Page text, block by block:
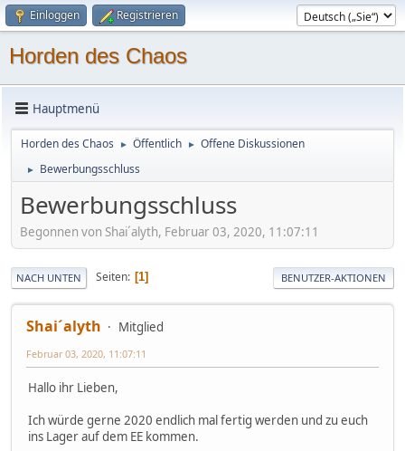
Einloggen Registrieren
Horden des Chaos
Hauptmenü
Horden des Chaos ► Öffentlich ► Offene Diskussionen
► Bewerbungsschluss
Bewerbungsschluss
Begonnen von Shai´alyth, Februar 03, 2020, 11:07:11
NACH UNTEN Seiten 1 BENUTZER-AKTIONEN
Shai´alyth Mitglied
Februar 03, 2020, 11:07:11
Hallo ihr Lieben,
Ich würde gerne 2020 endlich mal fertig werden und zu euch
ins Lager auf dem EE kommen.